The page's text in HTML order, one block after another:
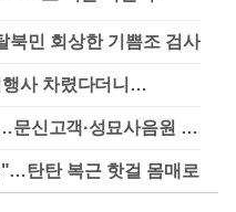
민 회상한 기쁨조 검사
행사 차렸다더니…
'가성비 워터밤' 한강수영장…문신고객·성묘사음원 민원
탄탄 복근 핫걸 몸매로